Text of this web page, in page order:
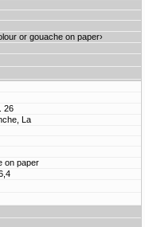
or gouache on paper›
26
La
on paper